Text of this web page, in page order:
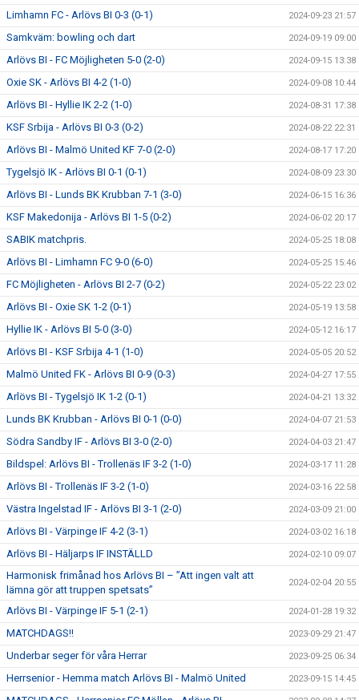
Limhamn FC - Arlövs BI 0-3 (0-1) 2024-09-23 21:57
Samkväm: bowling och dart 2024-09-19 09:00
Arlövs BI - FC Möjligheten 5-0 (2-0) 2024-09-15 13:38
Oxie SK - Arlövs BI 4-2 (1-0) 2024-09-08 10:44
Arlövs BI - Hyllie IK 2-2 (1-0) 2024-08-31 17:38
KSF Srbija - Arlövs BI 0-3 (0-2) 2024-08-22 22:31
Arlövs BI - Malmö United KF 7-0 (2-0) 2024-08-17 17:20
Tygelsjö IK - Arlövs BI 0-1 (0-1) 2024-08-09 23:30
Arlövs BI - Lunds BK Krubban 7-1 (3-0) 2024-06-15 16:36
KSF Makedonija - Arlövs BI 1-5 (0-2) 2024-06-02 20:17
SABIK matchpris. 2024-05-25 18:08
Arlövs BI - Limhamn FC 9-0 (6-0) 2024-05-25 15:46
FC Möjligheten - Arlövs BI 2-7 (0-2) 2024-05-22 23:02
Arlövs BI - Oxie SK 1-2 (0-1) 2024-05-19 13:58
Hyllie IK - Arlövs BI 5-0 (3-0) 2024-05-12 16:17
Arlövs BI - KSF Srbija 4-1 (1-0) 2024-05-05 20:52
Malmö United FK - Arlövs BI 0-9 (0-3) 2024-04-27 17:55
Arlövs BI - Tygelsjö IK 1-2 (0-1) 2024-04-21 13:32
Lunds BK Krubban - Arlövs BI 0-1 (0-0) 2024-04-07 21:53
Södra Sandby IF - Arlövs BI 3-0 (2-0) 2024-04-03 21:47
Bildspel: Arlövs BI - Trollenäs IF 3-2 (1-0) 2024-03-17 11:28
Arlövs BI - Trollenäs IF 3-2 (1-0) 2024-03-16 22:58
Västra Ingelstad IF - Arlövs BI 3-1 (2-0) 2024-03-09 21:00
Arlövs BI - Värpinge IF 4-2 (3-1) 2024-03-02 16:18
Arlövs BI - Häljarps IF INSTÄLLD 2024-02-10 09:07
Harmonisk frimånad hos Arlövs BI – ”Att ingen valt att
lämna gör att truppen spetsats”
2024-02-04 20:55
Arlövs BI - Värpinge IF 5-1 (2-1) 2024-01-28 19:32
MATCHDAGS!! 2023-09-29 21:47
Underbar seger för våra Herrar 2023-09-25 06:34
Herrsenior - Hemma match Arlövs BI - Malmö United 2023-09-15 14:45